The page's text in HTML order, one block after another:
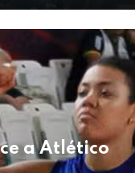
a Atlético